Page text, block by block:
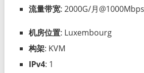
流量带宽: 2000G/月@1000Mbps
机房位置: Luxembourg
构架: KVM
IPv4: 1